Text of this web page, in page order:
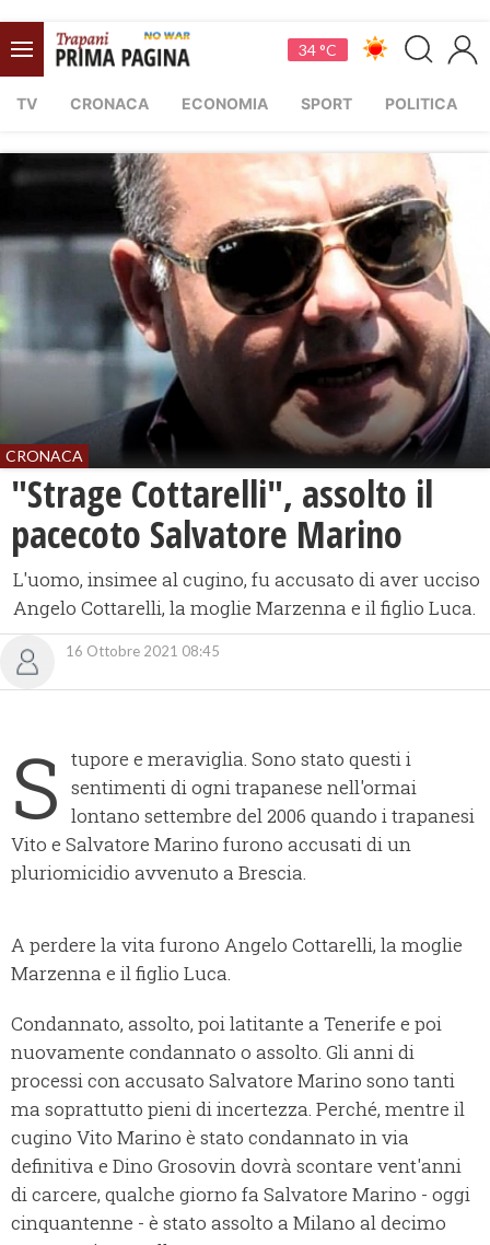
34 °C
TV CRONACA ECONOMIA SPORT POLITICA
CRONACA
"Strage Cottarelli", assolto il
pacecoto Salvatore Marino
L'uomo, insimee al cugino, fu accusato di aver ucciso
Angelo Cottarelli, la moglie Marzenna e il figlio Luca.
16 Ottobre 2021 08:45
S tupore e meraviglia. Sono stato questi i
sentimenti di ogni trapanese nell'ormai
lontano settembre del 2006 quando i trapanesi
Vito e Salvatore Marino furono accusati di un
pluriomicidio avvenuto a Brescia.
A perdere la vita furono Angelo Cottarelli, la moglie
Marzenna e il figlio Luca.
Condannato, assolto, poi latitante a Tenerife e poi
nuovamente condannato o assolto. Gli anni di
processi con accusato Salvatore Marino sono tanti
ma soprattutto pieni di incertezza. Perché, mentre il
cugino Vito Marino è stato condannato in via
definitiva e Dino Grosovin dovrà scontare vent'anni
di carcere, qualche giorno fa Salvatore Marino - oggi
cinquantenne - è stato assolto a Milano al decimo